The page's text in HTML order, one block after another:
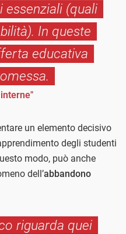
essenziali (quali
In queste
educativa
un elemento decisivo
degli studenti
modo, può anche
dell’abbandono
riguarda quei